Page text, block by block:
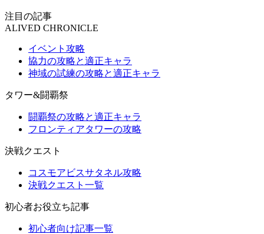
注目の記事
ALIVED CHRONICLE
イベント攻略
協力の攻略と適正キャラ
神域の試練の攻略と適正キャラ
タワー&闘覇祭
闘覇祭の攻略と適正キャラ
フロンティアタワーの攻略
決戦クエスト
コスモアビスサタネル攻略
決戦クエスト一覧
初心者お役立ち記事
初心者向け記事一覧